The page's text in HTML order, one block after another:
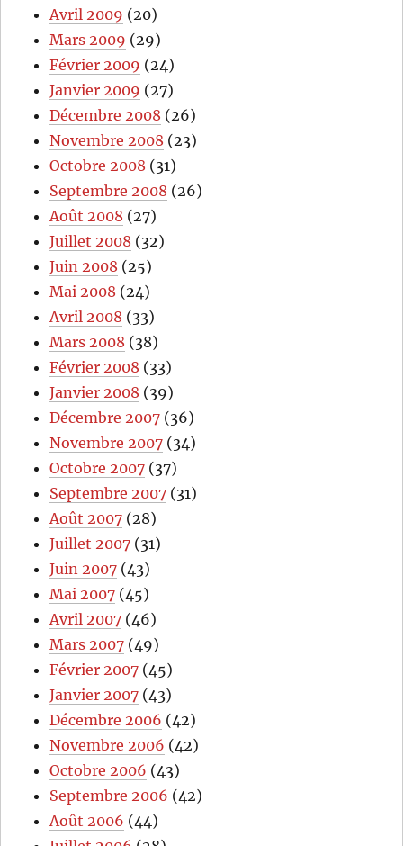
Avril 2009 (20)
Mars 2009 (29)
Février 2009 (24)
Janvier 2009 (27)
Décembre 2008 (26)
Novembre 2008 (23)
Octobre 2008 (31)
Septembre 2008 (26)
Août 2008 (27)
Juillet 2008 (32)
Juin 2008 (25)
Mai 2008 (24)
Avril 2008 (33)
Mars 2008 (38)
Février 2008 (33)
Janvier 2008 (39)
Décembre 2007 (36)
Novembre 2007 (34)
Octobre 2007 (37)
Septembre 2007 (31)
Août 2007 (28)
Juillet 2007 (31)
Juin 2007 (43)
Mai 2007 (45)
Avril 2007 (46)
Mars 2007 (49)
Février 2007 (45)
Janvier 2007 (43)
Décembre 2006 (42)
Novembre 2006 (42)
Octobre 2006 (43)
Septembre 2006 (42)
Août 2006 (44)